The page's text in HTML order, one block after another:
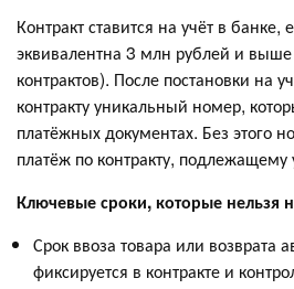
Контракт ставится на учёт в банке,
эквивалентна 3 млн рублей и
контрактов). После постановки на
контракту уникальный номер,
платёжных документах. Без этого
платёж по контракту, подлежащему
Ключевые сроки, которые нельзя
Срок ввоза товара или возврата
фиксируется в контракте и